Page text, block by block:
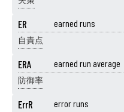
ER earned runs
自責点
ERA earned run average
防御率
ErrR error runs